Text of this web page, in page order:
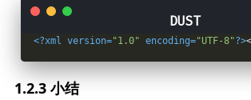
<?xml version="1.0" encoding="UTF-8"?><
1.2.3 小结